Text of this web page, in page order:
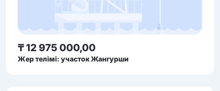
₸ 12 975 000,00
Жер телімі: участок Жангурши